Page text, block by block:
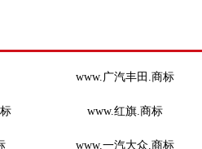
www.广汽丰田.商标
www.红旗.商标
www.一汽大众.商标